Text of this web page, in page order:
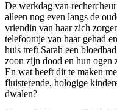
De werkdag van
alleen nog even langs de
vriendin van haar zich
telefoontje van haar gehad
huis treft Sarah een
zoon zijn dood en hun ogen
En wat heeft dit te maken
fluisterende, hologige
dwalen?